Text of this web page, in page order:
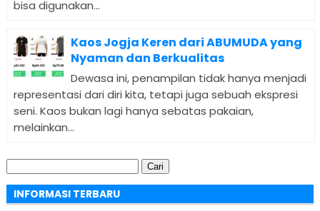
bisa digunakan...
Kaos Jogja Keren dari ABUMUDA yang
Nyaman dan Berkualitas
Dewasa ini, penampilan tidak hanya menjadi
representasi dari diri kita, tetapi juga sebuah ekspresi
seni. Kaos bukan lagi hanya sebatas pakaian,
melainkan...
Cari
untuk:
INFORMASI TERBARU